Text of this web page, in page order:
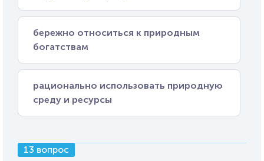
бережно относиться к природным
богатствам
рационально использовать природную
среду и ресурсы
13 вопрос